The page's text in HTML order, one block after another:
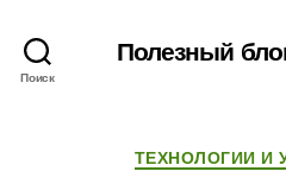
Поиск
Полезный
ТЕХНОЛОГИИ И